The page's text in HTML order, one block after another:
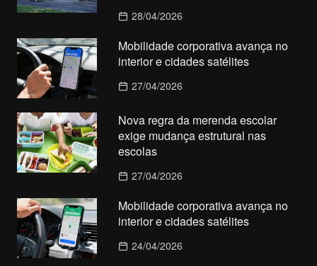
28/04/2026
Mobilidade corporativa avança no
interior e cidades satélites
27/04/2026
Nova regra da merenda escolar
exige mudança estrutural nas
escolas
27/04/2026
Mobilidade corporativa avança no
interior e cidades satélites
24/04/2026